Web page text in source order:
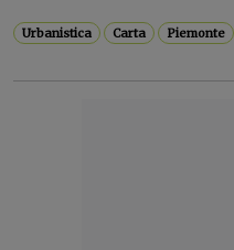
Urbanistica Carta Piemonte